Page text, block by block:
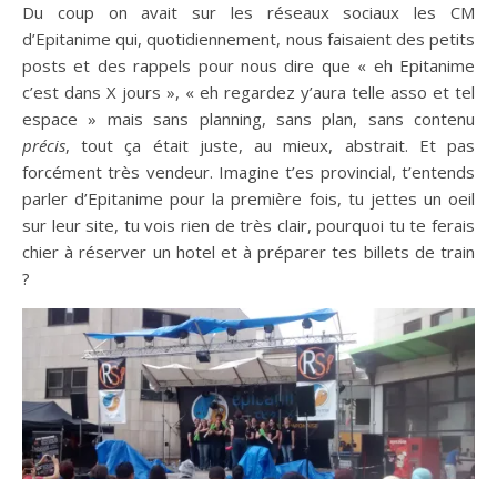
Du coup on avait sur les réseaux sociaux les CM
d’Epitanime qui, quotidiennement, nous faisaient des petits
posts et des rappels pour nous dire que « eh Epitanime
c’est dans X jours », « eh regardez y’aura telle asso et tel
espace » mais sans planning, sans plan, sans contenu
précis, tout ça était juste, au mieux, abstrait. Et pas
forcément très vendeur. Imagine t’es provincial, t’entends
parler d’Epitanime pour la première fois, tu jettes un oeil
sur leur site, tu vois rien de très clair, pourquoi tu te ferais
chier à réserver un hotel et à préparer tes billets de train
?